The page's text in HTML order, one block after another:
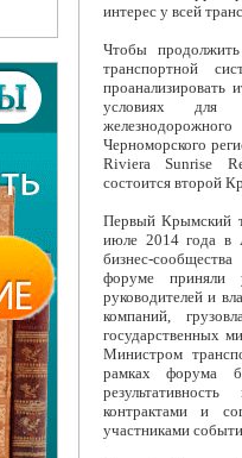
интерес у всей
Чтобы
транспортной
проанализировать
условиях для
Черноморского
Riviera Sunrise
состоится второй
Первый Крымский
июле 2014 года в
бизнес-
форуме приняли
руководителей и
компаний,
государственных
Министром
рамках форума
контрактами и
участниками